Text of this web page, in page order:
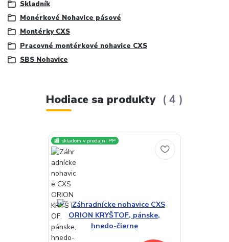
Skladník
Monérkové Nohavice pásové
Montérky CXS
Pracovné montérkové nohavice CXS
SBS Nohavice
Hodiace sa produkty 4
🏬 skladom v predajni PP